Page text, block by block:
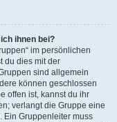
ihnen bei?
im persönlichen
du dies mit der
sind allgemein
können geschlossen
offen ist, kannst du ihr
verlangt die Gruppe eine
Ein Gruppenleiter muss